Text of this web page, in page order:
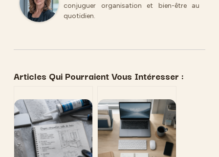
conjuguer organisation et bien-être au
quotidien.
Articles Qui Pourraient Vous Intéresser :